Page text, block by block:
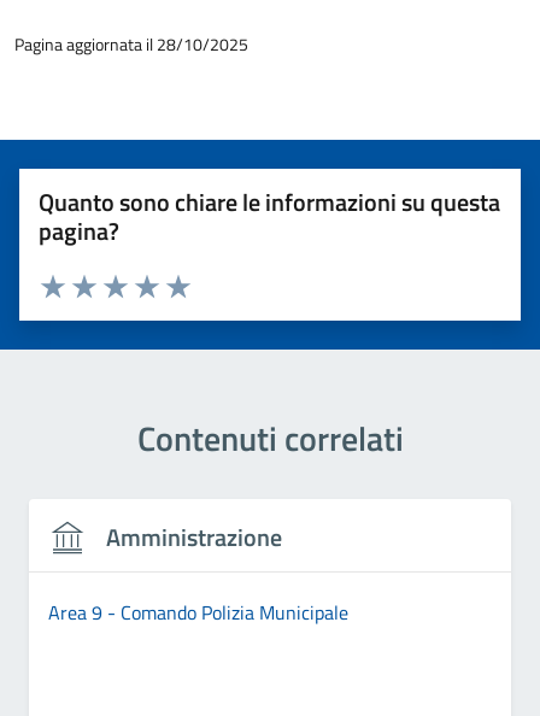
Pagina aggiornata il 28/10/2025
Quanto sono chiare le informazioni su questa
pagina?
Valuta 5 stelle su 5
Valuta 4 stelle su 5
Valuta 3 stelle su 5
Valuta 2 stelle su 5
Valuta 1 stelle su 5
Contenuti correlati
Amministrazione
Area 9 - Comando Polizia Municipale